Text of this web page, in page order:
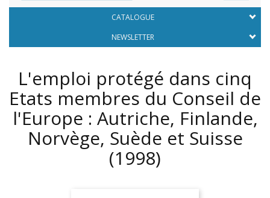
CATALOGUE
NEWSLETTER
L'emploi protégé dans cinq
Etats membres du Conseil de
l'Europe : Autriche, Finlande,
Norvège, Suède et Suisse
(1998)